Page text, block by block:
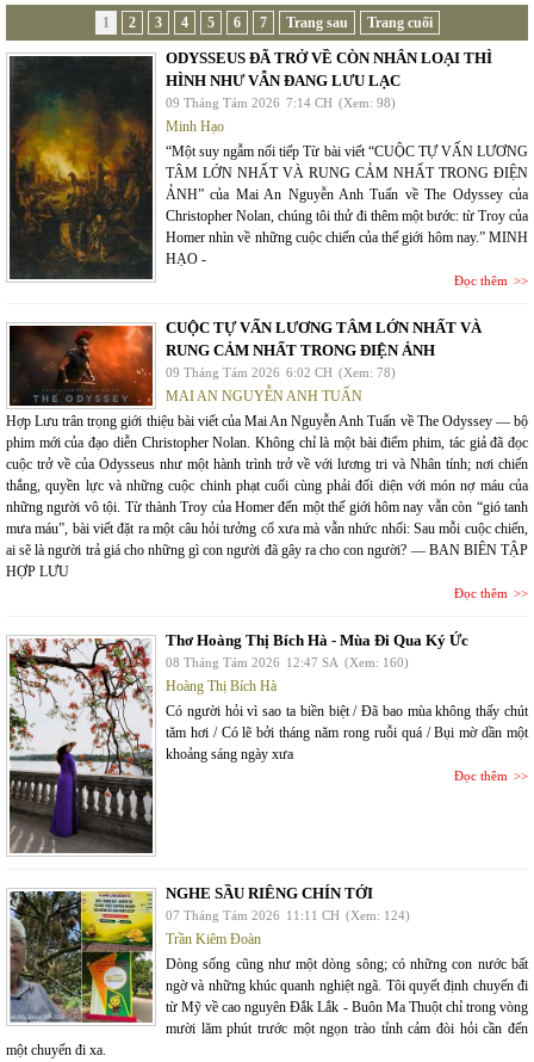
1 2 3 4 5 6 7 Trang sau Trang cuối
ODYSSEUS ĐÃ TRỞ VỀ CÒN NHÂN LOẠI THÌ
HÌNH NHƯ VẪN ĐANG LƯU LẠC
09 Tháng Tám 2026 7:14 CH (Xem: 98)
Minh Hạo
“Một suy ngẫm nối tiếp Từ bài viết “CUỘC TỰ VẤN LƯƠNG
TÂM LỚN NHẤT VÀ RUNG CẢM NHẤT TRONG ĐIỆN
ẢNH” của Mai An Nguyễn Anh Tuấn về The Odyssey của
Christopher Nolan, chúng tôi thử đi thêm một bước: từ Troy của
Homer nhìn về những cuộc chiến của thế giới hôm nay.” MINH
HẠO -
Đọc thêm
CUỘC TỰ VẤN LƯƠNG TÂM LỚN NHẤT VÀ
RUNG CẢM NHẤT TRONG ĐIỆN ẢNH
09 Tháng Tám 2026 6:02 CH (Xem: 78)
MAI AN NGUYỄN ANH TUẤN
Hợp Lưu trân trọng giới thiệu bài viết của Mai An Nguyễn Anh Tuấn về The Odyssey — bộ
phim mới của đạo diễn Christopher Nolan. Không chỉ là một bài điểm phim, tác giả đã đọc
cuộc trở về của Odysseus như một hành trình trở về với lương tri và Nhân tính; nơi chiến
thắng, quyền lực và những cuộc chinh phạt cuối cùng phải đối diện với món nợ máu của
những người vô tội. Từ thành Troy của Homer đến một thế giới hôm nay vẫn còn “gió tanh
mưa máu”, bài viết đặt ra một câu hỏi tưởng cổ xưa mà vẫn nhức nhối: Sau mỗi cuộc chiến,
ai sẽ là người trả giá cho những gì con người đã gây ra cho con người? — BAN BIÊN TẬP
HỢP LƯU
Đọc thêm
Thơ Hoàng Thị Bích Hà - Mùa Đi Qua Ký Ức
08 Tháng Tám 2026 12:47 SA (Xem: 160)
Hoàng Thị Bích Hà
Có người hỏi vì sao ta biền biệt / Đã bao mùa không thấy chút
tăm hơi / Có lẽ bởi tháng năm rong ruỗi quá / Bụi mờ dần một
khoảng sáng ngày xưa
Đọc thêm
NGHE SẦU RIÊNG CHÍN TỚI
07 Tháng Tám 2026 11:11 CH (Xem: 124)
Trần Kiêm Đoàn
Dòng sống cũng như một dòng sông; có những con nước bất
ngờ và những khúc quanh nghiệt ngã. Tôi quyết định chuyến đi
từ Mỹ về cao nguyên Đắk Lắk - Buôn Ma Thuột chỉ trong vòng
mười lăm phút trước một ngọn trào tỉnh cảm đòi hỏi cần đến
một chuyến đi xa.